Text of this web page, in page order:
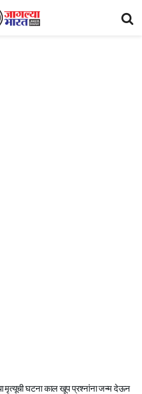
मृत्यूची घटना काल खूप प्रश्नांना जन्म देऊन